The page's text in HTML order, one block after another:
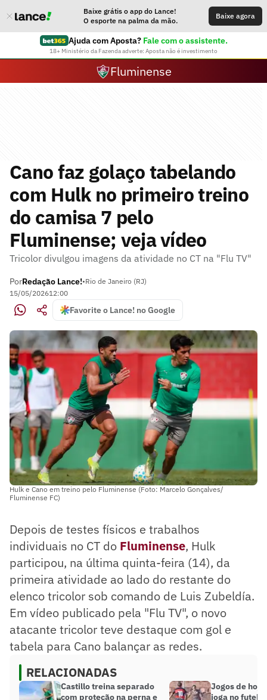
Baixe grátis o app do Lance!
O esporte na palma da mão.
Baixe agora
Ajuda com Aposta? Fale com o assistente.
18+ Ministério da Fazenda adverte: Aposta não é investimento
Fluminense
Cano faz golaço tabelando
com Hulk no primeiro treino
do camisa 7 pelo
Fluminense; veja vídeo
Tricolor divulgou imagens da atividade no CT na "Flu TV"
PorRedação Lance!•Rio de Janeiro (RJ)
15/05/202612:00
Favorite o Lance! no Google
Hulk e Cano em treino pelo Fluminense (Foto: Marcelo Gonçalves/
Fluminense FC)
Depois de testes físicos e trabalhos
individuais no CT do Fluminense, Hulk
participou, na última quinta-feira (14), da
primeira atividade ao lado do restante do
elenco tricolor sob comando de Luis Zubeldía.
Em vídeo publicado pela "Flu TV", o novo
atacante tricolor teve destaque com gol e
tabela para Cano balançar as redes.
RELACIONADAS
Castillo treina separado
com proteção na perna e
Jogos de
joga no